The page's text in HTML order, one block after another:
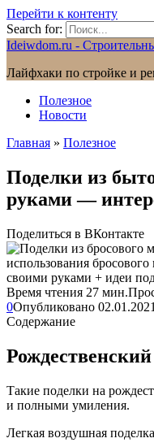
Перейти к контенту
Search for:
Ideiwdom.ru -
Лайфхаки по стройке и
Полезное
Новости
Главная » Полезное
Поделки из
руками —
Поделиться в ВКонтакте
Время чтения 27 мин.
0Опубликовано 02.01.2021
Содержание
Такие поделки на
и полными умиления.
Легкая воздушная